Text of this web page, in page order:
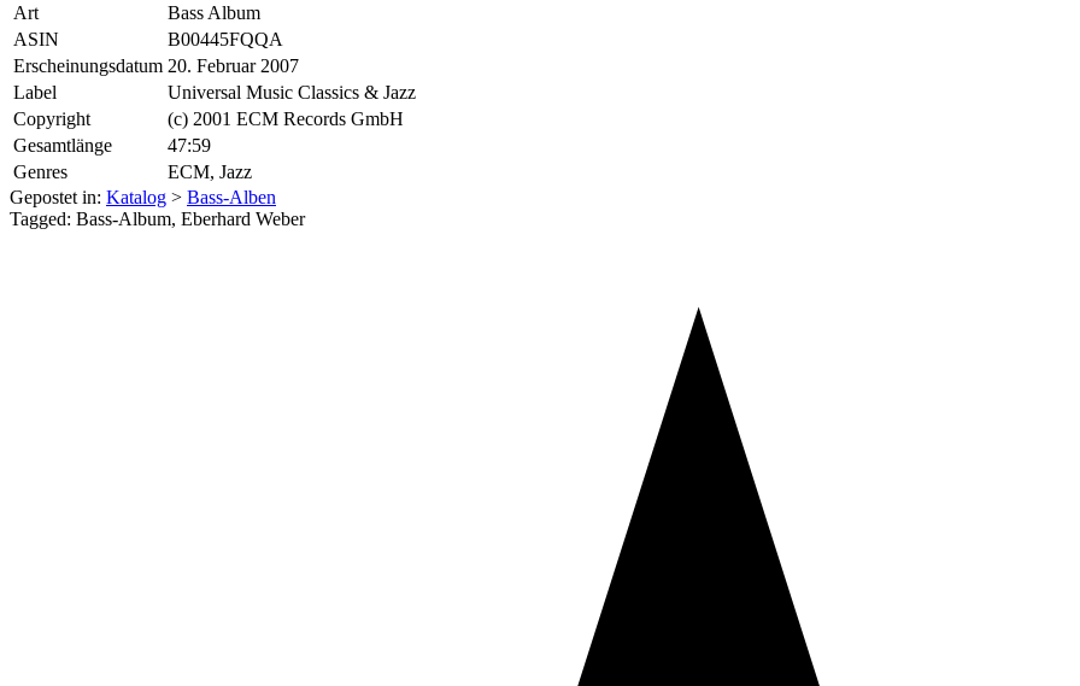
Art
Bass Album
ASIN
B00445FQQA
Erscheinungsdatum 20. Februar 2007
Label
Universal Music Classics & Jazz
Copyright
(c) 2001 ECM Records GmbH
Gesamtlänge
47:59
Genres
ECM, Jazz
Gepostet in: Katalog > Bass-Alben
Tagged: Bass-Album, Eberhard Weber